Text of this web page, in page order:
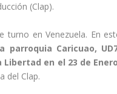
(Clap).
turno en Venezuela. En
Caricuao,
Libertad en el 23 de
del Clap.